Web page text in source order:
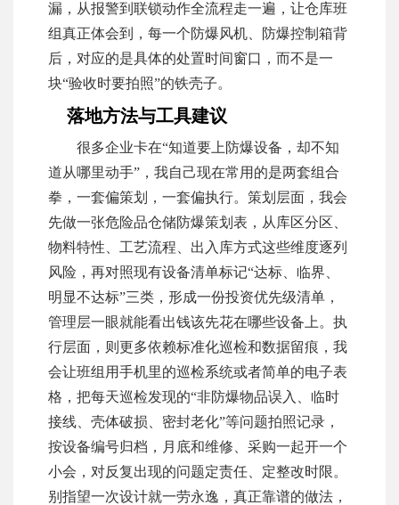
漏，从报警到联锁动作全流程走一遍，让仓库班
组真正体会到，每一个防爆风机、防爆控制箱背
后，对应的是具体的处置时间窗口，而不是一
块“验收时要拍照”的铁壳子。
落地方法与工具建议
很多企业卡在“知道要上防爆设备，却不知
道从哪里动手”，我自己现在常用的是两套组合
拳，一套偏策划，一套偏执行。策划层面，我会
先做一张危险品仓储防爆策划表，从库区分区、
物料特性、工艺流程、出入库方式这些维度逐列
风险，再对照现有设备清单标记“达标、临界、
明显不达标”三类，形成一份投资优先级清单，
管理层一眼就能看出钱该先花在哪些设备上。执
行层面，则更多依赖标准化巡检和数据留痕，我
会让班组用手机里的巡检系统或者简单的电子表
格，把每天巡检发现的“非防爆物品误入、临时
接线、壳体破损、密封老化”等问题拍照记录，
按设备编号归档，月底和维修、采购一起开一个
小会，对反复出现的问题定责任、定整改时限。
别指望一次设计就一劳永逸，真正靠谱的做法，